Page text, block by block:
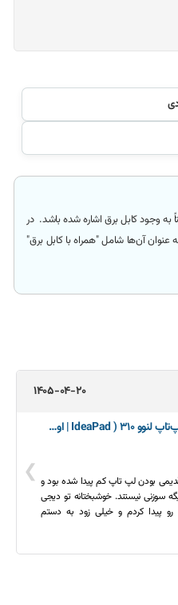
وجود کابل برق اشاره شده باشد. در
عنوان آن‌ها شامل"همراه با کابل برق"
❯
1405-04-20
شارژر اورجینال لپ‌تاپ لنوو 310 ( IdeaPad | اورجینال)
بودن لپ تاپ کم پیدا شده بود و
سوزنی نیستند. خوشبختانه تو دیجی
پیدا کردم و خیلی زود به دستم